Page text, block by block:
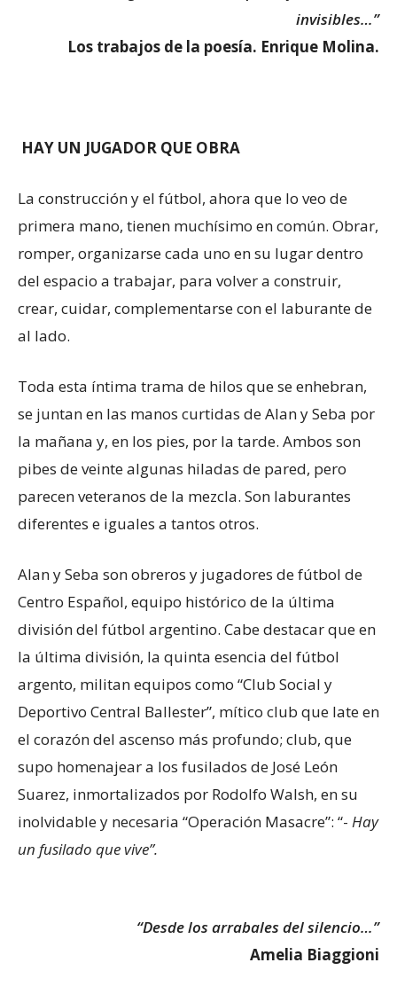
invisibles…”
Los trabajos de la poesía. Enrique Molina.
HAY UN JUGADOR QUE OBRA
La construcción y el fútbol, ahora que lo veo de
primera mano, tienen muchísimo en común. Obrar,
romper, organizarse cada uno en su lugar dentro
del espacio a trabajar, para volver a construir,
crear, cuidar, complementarse con el laburante de
al lado.
Toda esta íntima trama de hilos que se enhebran,
se juntan en las manos curtidas de Alan y Seba por
la mañana y, en los pies, por la tarde. Ambos son
pibes de veinte algunas hiladas de pared, pero
parecen veteranos de la mezcla. Son laburantes
diferentes e iguales a tantos otros.
Alan y Seba son obreros y jugadores de fútbol de
Centro Español, equipo histórico de la última
división del fútbol argentino. Cabe destacar que en
la última división, la quinta esencia del fútbol
argento, militan equipos como “Club Social y
Deportivo Central Ballester”, mítico club que late en
el corazón del ascenso más profundo; club, que
supo homenajear a los fusilados de José León
Suarez, inmortalizados por Rodolfo Walsh, en su
inolvidable y necesaria “Operación Masacre”: “- Hay
un fusilado que vive”.
“Desde los arrabales del silencio…”
Amelia Biaggioni